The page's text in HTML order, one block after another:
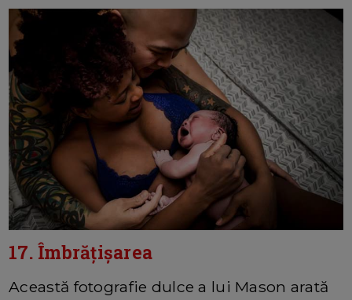
17. Îmbrățișarea
Această fotografie dulce a lui Mason arată